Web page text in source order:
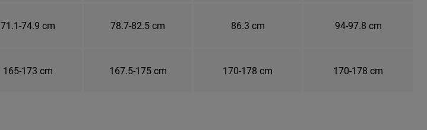
71.1-74.9 cm 78.7-82.5 cm 86.3 cm 94-97.8 cm
165-173 cm 167.5-175 cm 170-178 cm 170-178 cm